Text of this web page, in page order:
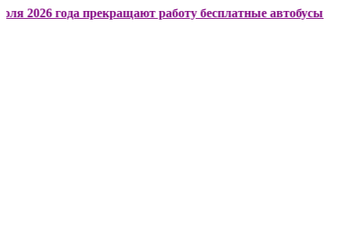
года прекращают работу бесплатные автобусы